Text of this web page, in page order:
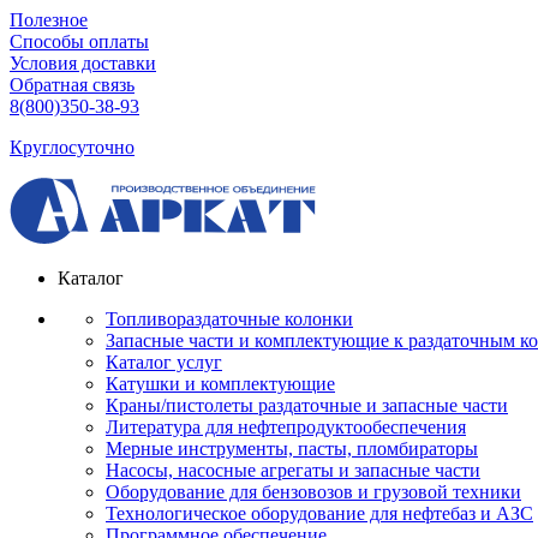
Полезное
Способы оплаты
Условия доставки
Обратная связь
8(800)350-38-93
Круглосуточно
Каталог
Топливораздаточные колонки
Запасные части и комплектующие к раздаточным
Каталог услуг
Катушки и комплектующие
Краны/пистолеты раздаточные и запасные части
Литература для нефтепродуктообеспечения
Мерные инструменты, пасты, пломбираторы
Насосы, насосные агрегаты и запасные части
Оборудование для бензовозов и грузовой техники
Технологическое оборудование для нефтебаз и АЗС